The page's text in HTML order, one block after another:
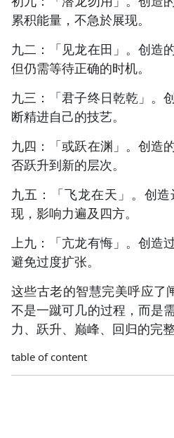
累积能量，不急於展现。
九二：「见龙在田」。创造
但仍需等待正确的时机。
九三：「君子终日乾乾」。
断精进自己的技艺。
九四：「或跃在渊」。创造
否跃升到新的层次。
九五：「飞龙在天」。创
现，影响力遍及四方。
上九：「亢龙有悔」。创造
避免过度扩张。
这些古老的智慧完美呼应了
不是一蹴可几的过程，而是
力、跃升、巅峰、回归的完整
table of content